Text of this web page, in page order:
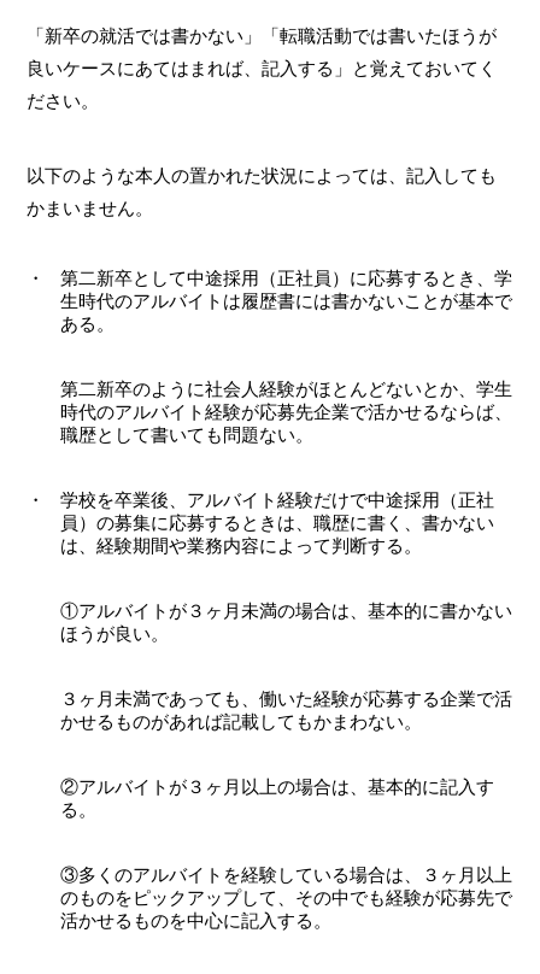
「新卒の就活では書かない」「転職活動では書いたほうが
良いケースにあてはまれば、記入する」と覚えておいてく
ださい。
以下のような本人の置かれた状況によっては、記入しても
かまいません。
第二新卒として中途採用（正社員）に応募するとき、学
生時代のアルバイトは履歴書には書かないことが基本で
ある。
第二新卒のように社会人経験がほとんどないとか、学生
時代のアルバイト経験が応募先企業で活かせるならば、
職歴として書いても問題ない。
学校を卒業後、アルバイト経験だけで中途採用（正社
員）の募集に応募するときは、職歴に書く、書かない
は、経験期間や業務内容によって判断する。
①アルバイトが３ヶ月未満の場合は、基本的に書かない
ほうが良い。
３ヶ月未満であっても、働いた経験が応募する企業で活
かせるものがあれば記載してもかまわない。
②アルバイトが３ヶ月以上の場合は、基本的に記入す
る。
③多くのアルバイトを経験している場合は、３ヶ月以上
のものをピックアップして、その中でも経験が応募先で
活かせるものを中心に記入する。